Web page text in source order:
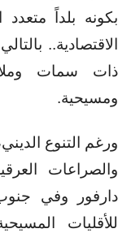
بكونه بلداً متعدد
الاقتصادية..
ذات سمات
ومسيحية.
ورغم التنوع
والصراعات
دارفور وفي
للأقليات